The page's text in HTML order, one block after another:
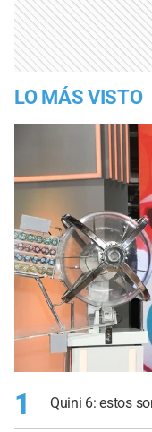
LO MÁS VISTO
1 Quini 6: estos